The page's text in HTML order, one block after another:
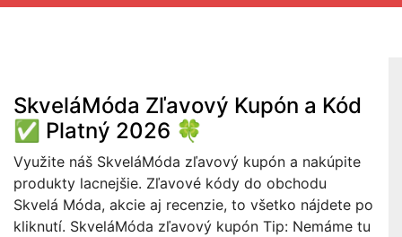
SkveláMóda Zľavový Kupón a Kód
✅ Platný 2026 🍀
Využite náš SkveláMóda zľavový kupón a nakúpite
produkty lacnejšie. Zľavové kódy do obchodu
Skvelá Móda, akcie aj recenzie, to všetko nájdete po
kliknutí. SkveláMóda zľavový kupón Tip: Nemáme tu